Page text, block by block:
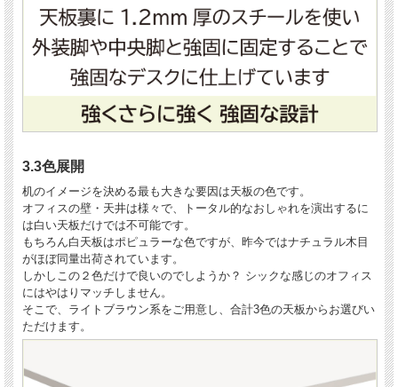
3.3色展開
机のイメージを決める最も大きな要因は天板の色です。
オフィスの壁・天井は様々で、トータル的なおしゃれを演出するに
は白い天板だけでは不可能です。
もちろん白天板はポピュラーな色ですが、昨今ではナチュラル木目
がほぼ同量出荷されています。
しかしこの２色だけで良いのでしようか？ シックな感じのオフィス
にはやはりマッチしません。
そこで、ライトブラウン系をご用意し、合計3色の天板からお選びい
ただけます。